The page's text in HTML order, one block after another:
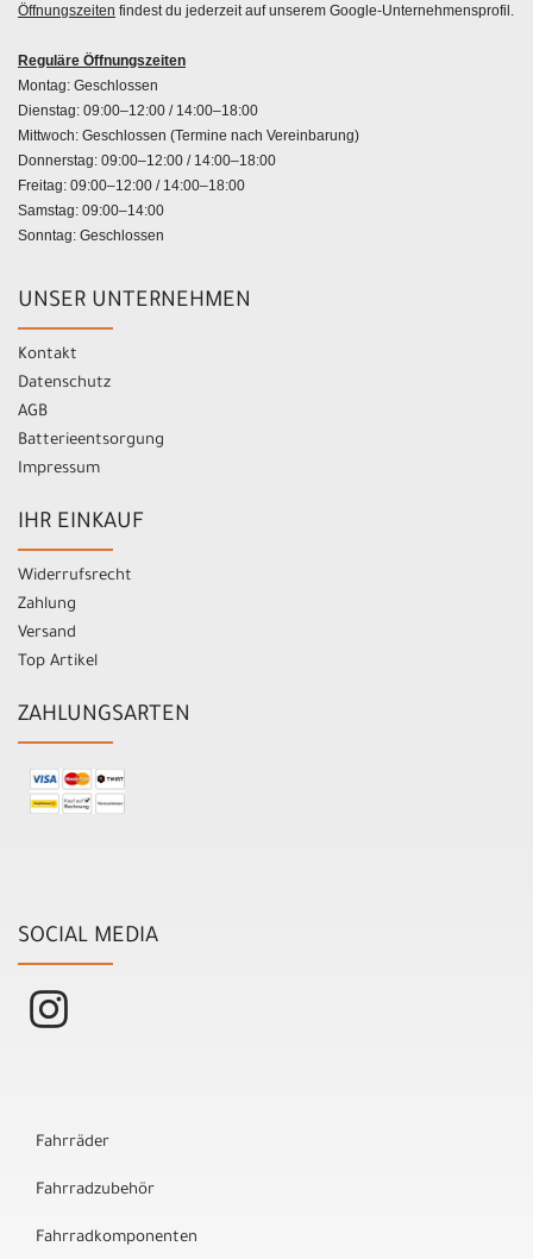
Öffnungszeiten findest du jederzeit auf unserem Google-Unternehmensprofil.
Reguläre Öffnungszeiten
Montag: Geschlossen
Dienstag: 09:00–12:00 / 14:00–18:00
Mittwoch: Geschlossen (Termine nach Vereinbarung)
Donnerstag: 09:00–12:00 / 14:00–18:00
Freitag: 09:00–12:00 / 14:00–18:00
Samstag: 09:00–14:00
Sonntag: Geschlossen
UNSER UNTERNEHMEN
Kontakt
Datenschutz
AGB
Batterieentsorgung
Impressum
IHR EINKAUF
Widerrufsrecht
Zahlung
Versand
Top Artikel
ZAHLUNGSARTEN
SOCIAL MEDIA
Fahrräder
Fahrradzubehör
Fahrradkomponenten